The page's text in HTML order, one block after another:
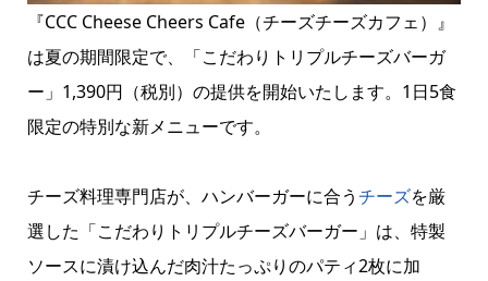
『CCC Cheese Cheers Cafe（チーズチーズカフェ）』
は夏の期間限定で、「こだわりトリプルチーズバーガ
ー」1,390円（税別）の提供を開始いたします。1日5食
限定の特別な新メニューです。
チーズ料理専門店が、ハンバーガーに合うチーズを厳
選した「こだわりトリプルチーズバーガー」は、特製
ソースに漬け込んだ肉汁たっぷりのパティ2枚に加